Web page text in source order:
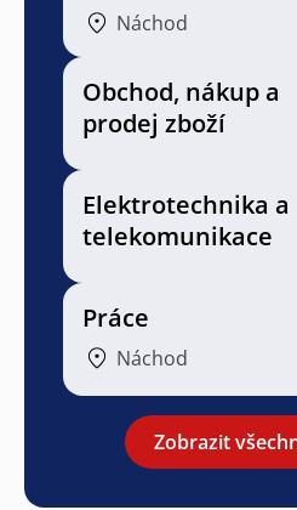
Náchod
Obchod, nákup a
prodej zboží
Elektrotechnika a
telekomunikace
Práce
Náchod
Zobrazit